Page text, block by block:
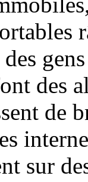
des
de
sur